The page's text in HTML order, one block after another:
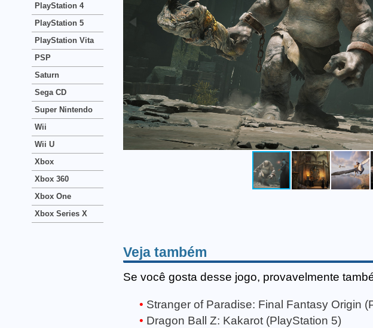
Veja também
Se você gosta desse jogo, provavelmente
Stranger of Paradise: Final Fantasy Origin
Dragon Ball Z: Kakarot (PlayStation 5)
PlayStation 4
PlayStation 5
PlayStation Vita
PSP
Saturn
Sega CD
Super Nintendo
Wii
Wii U
Xbox
Xbox 360
Xbox One
Xbox Series X